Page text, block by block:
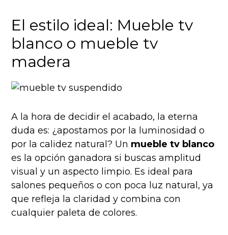
El estilo ideal: Mueble tv
blanco o mueble tv
madera
A la hora de decidir el acabado, la eterna
duda es: ¿apostamos por la luminosidad o
por la calidez natural? Un mueble tv blanco
es la opción ganadora si buscas amplitud
visual y un aspecto limpio. Es ideal para
salones pequeños o con poca luz natural, ya
que refleja la claridad y combina con
cualquier paleta de colores.